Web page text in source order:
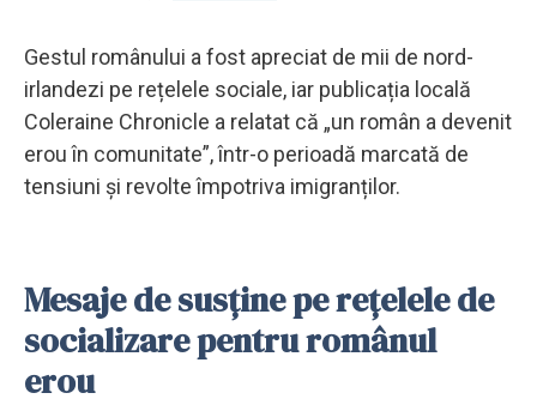
Gestul românului a fost apreciat de mii de nord-
irlandezi pe rețelele sociale, iar publicația locală
Coleraine Chronicle a relatat că „un român a devenit
erou în comunitate”, într-o perioadă marcată de
tensiuni și revolte împotriva imigranților.
Mesaje de susține pe rețelele de
socializare pentru românul
erou